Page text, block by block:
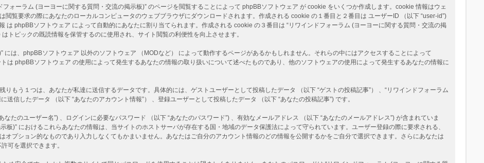
ォーラム (ヨーヨーに関する質問・交流の掲示板)” のページを閲覧することによって phpBBソフトウェア が cookie をいくつか作成します。cookie 情報はウェ
覧要求の際にあなたのローカルコンピュータのウェブブラウザにダウンロードされます。作成される cookie の１番目と２番目は ユーザーID （以下 “user-id”)
は phpBBソフトウェア によって自動的にあなたに割り当てられます。作成される cookie の３番目は “リワインドフォーラム (ヨーヨーに関する質問・交流の掲
トピックの既読情報を保管するのに使用され、サイト閲覧の利便性を向上させます。
には、phpBBソフトウェア 以外のソフトウェア （MODなど） によって動作するページがあるかもしれません。それらの中にはアクセスすることによって
は phpBBソフトウェア の使用によって発生するあなたの情報の取り扱いについて述べたものであり、他のソフトウェアの使用によって発生するあなたの情報に
もう１つは、あなたが私達に送信するデータです。具体的には、ゲストユーザーとして投稿したデータ （以下 “ゲストの投稿記事”） 、“リワインドフォーラム
信したデータ （以下 “あなたのアカウント情報”） 、登録ユーザーとして投稿したデータ （以下 “あなたの投稿記事”) です。
たのユーザー名”) 、ログインに必要なパスワード （以下 “あなたのパスワード”) 、有効なメールアドレス （以下 “あなたのメールアドレス”) が含まれていま
板)” におけるこれらあなたの情報は、当サイトのホストサーバが存在する国・地域のデータ保護法によって守られています。ユーザー登録の際に要求される、
オプション的なものであり入力しなくてもかまいません。あなたはご自分のアカウント情報のどの情報を公開するかをご自分で選択できます。さらにあなたは
可を選択できます。